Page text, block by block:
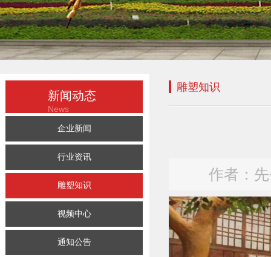
新闻动态
News
企业新闻
行业资讯
雕塑知识
视频中心
通知公告
雕塑知识
作者：